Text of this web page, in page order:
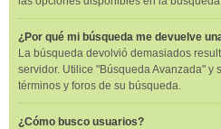
¿Por qué mi búsqueda me devuelve
La búsqueda devolvió demasiados
servidor. Utilice "Búsqueda Avanzada" y
términos y foros de su búsqueda.
¿Cómo busco usuarios?